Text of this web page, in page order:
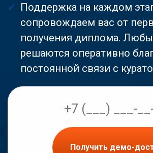
Поддержка на каждом
сопровождаем вас от
получения диплома.
решаются оперативно
постоянной связи с
Получить демо-